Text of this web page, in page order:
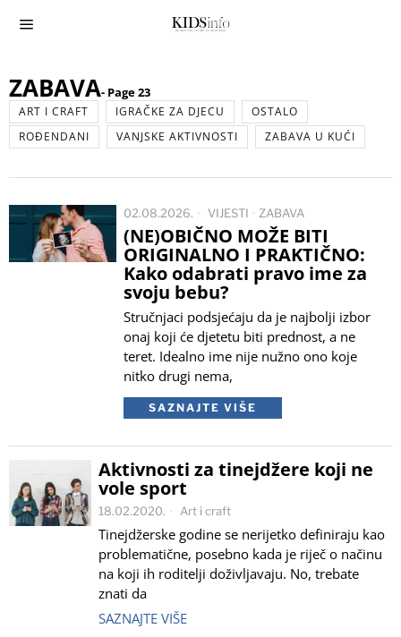
ZABAVA- Page 23
ART I CRAFT IGRAČKE ZA DJECU
OSTALO
ROĐENDANI
VANJSKE AKTIVNOSTI ZABAVA U KUĆI
02.08.2026. VIJESTI · ZABAVA
(NE)OBIČNO MOŽE BITI
ORIGINALNO I PRAKTIČNO:
Kako odabrati pravo ime za
svoju bebu?
Stručnjaci podsjećaju da je najbolji izbor
onaj koji će djetetu biti prednost, a ne
teret. Idealno ime nije nužno ono koje
nitko drugi nema,
SAZNAJTE VIŠE
Aktivnosti za tinejdžere koji ne
vole sport
18.02.2020. Art i craft
Tinejdžerske godine se nerijetko definiraju kao
problematične, posebno kada je riječ o načinu
na koji ih roditelji doživljavaju. No, trebate
znati da
SAZNAJTE VIŠE